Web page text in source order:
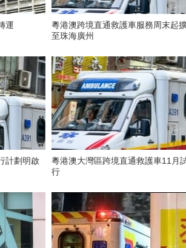
運
粵港澳跨境直通救護車服務周末起
至珠海廣州
計劃明啟
粵港澳大灣區跨境直通救護車11月
行